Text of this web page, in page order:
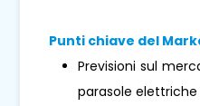
Punti chiave del
Previsioni sul
parasole